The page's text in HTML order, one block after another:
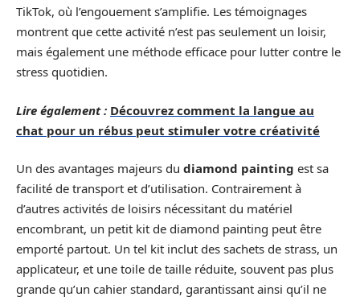
TikTok, où l’engouement s’amplifie. Les témoignages
montrent que cette activité n’est pas seulement un loisir,
mais également une méthode efficace pour lutter contre le
stress quotidien.
Lire également : Découvrez comment la langue au
chat pour un rébus peut stimuler votre créativité
Un des avantages majeurs du diamond painting est sa
facilité de transport et d’utilisation. Contrairement à
d’autres activités de loisirs nécessitant du matériel
encombrant, un petit kit de diamond painting peut être
emporté partout. Un tel kit inclut des sachets de strass, un
applicateur, et une toile de taille réduite, souvent pas plus
grande qu’un cahier standard, garantissant ainsi qu’il ne